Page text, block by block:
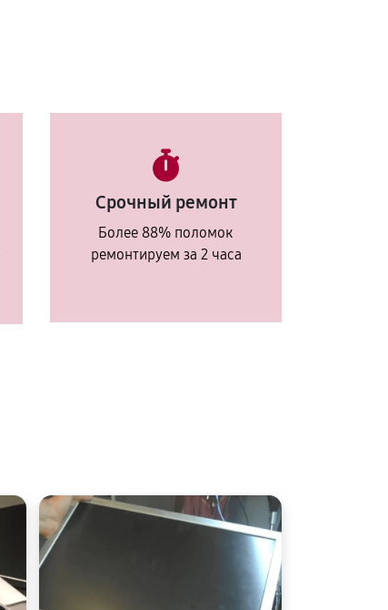
Срочный ремонт
Более 88% поломок
ремонтируем за 2 часа